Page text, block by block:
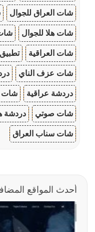
شات العراق للجوال
شات هلا للجوال
شات العراقية
شات عزف الناي
دردشة عراقية شات
شات صوتي دردشة
شات سناب العراق
أحدث المواقع